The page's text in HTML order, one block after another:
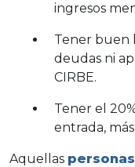
ingresos
Tener buen
deudas ni
CIRBE.
Tener el
entrada,
Aquellas